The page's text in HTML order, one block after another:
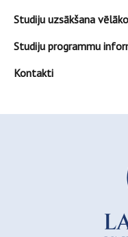
Studiju uzsākšana
Studiju programmu
Kontakti